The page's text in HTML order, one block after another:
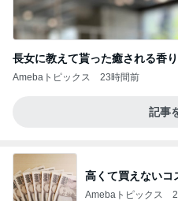
長女に教えて貰った癒される香り
Amebaトピックス 23時間前
記事
高くて買えないコ
Amebaトピックス